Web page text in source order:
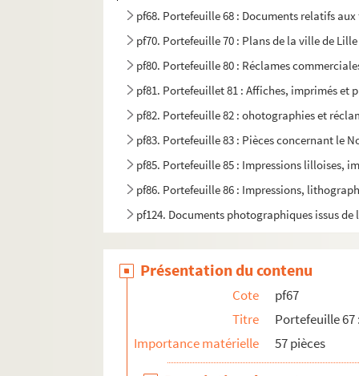
pf68. Portefeuille 68 : Documents relatifs
pf70. Portefeuille 70 : Plans de la ville de
pf80. Portefeuille 80 : Réclames
pf81. Portefeuillet 81 : Affiches, imprimés
pf82. Portefeuille 82 : ohotographies et
pf83. Portefeuille 83 : Pièces concernant le
pf85. Portefeuille 85 : Impressions lilloises,
pf86. Portefeuille 86 : Impressions,
pf124. Documents photographiques issus
Présentation du contenu
Cote
pf67
Titre
Portefeuille 67
Importance matérielle
57 pièces